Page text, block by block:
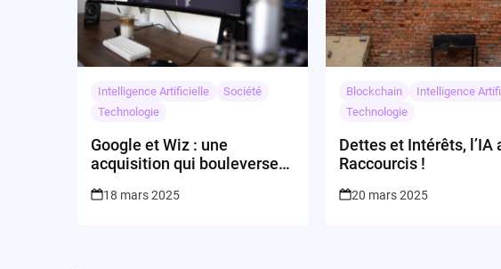
Intelligence Artificielle
Société
Technologie
Google et Wiz : une
acquisition qui bouleverse
18 mars 2025
Blockchain
Intelligence
Technologie
Dettes et Intérêts, l’IA
Raccourcis !
20 mars 2025